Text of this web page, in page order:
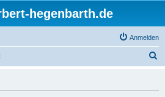
hegenbarth.de
Anmelden